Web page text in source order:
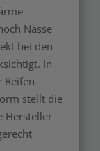
Nässe
bei den
In
Reifen
stellt die
Hersteller